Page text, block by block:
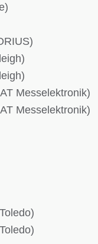
Messelektronik)
Messelektronik)